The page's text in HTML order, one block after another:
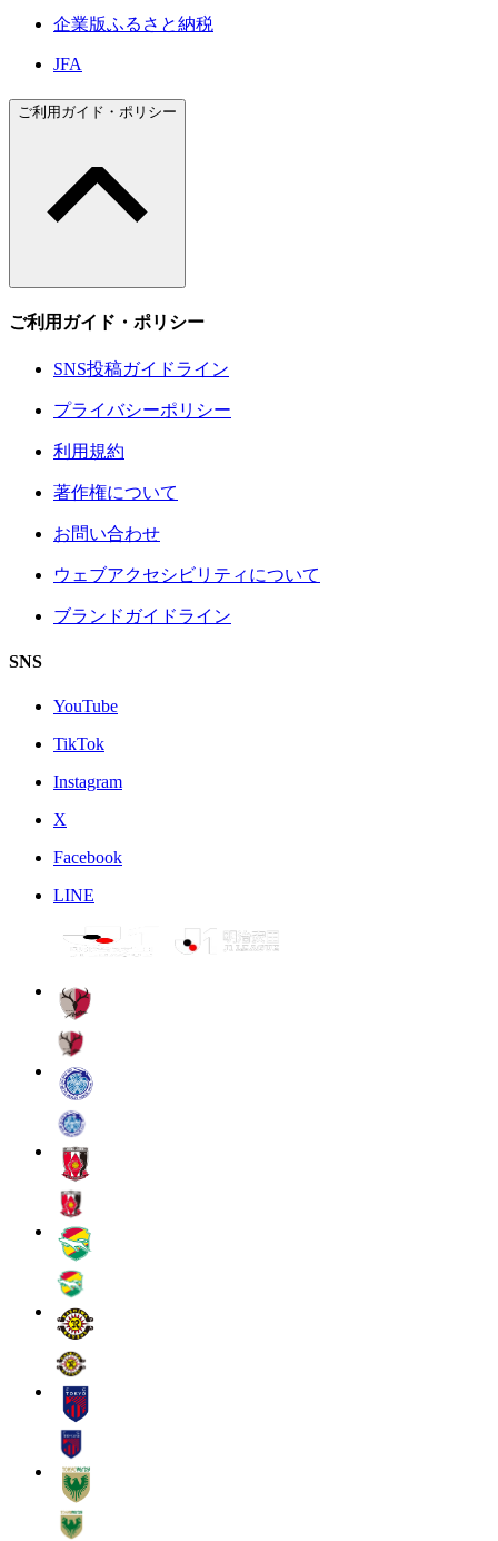
企業版ふるさと納税
JFA
ご利用ガイド・ポリシー
ご利用ガイド・ポリシー
SNS投稿ガイドライン
プライバシーポリシー
利用規約
著作権について
お問い合わせ
ウェブアクセシビリティについて
ブランドガイドライン
SNS
YouTube
TikTok
Instagram
X
Facebook
LINE